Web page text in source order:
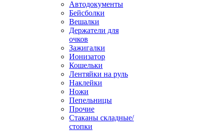
Автодокументы
Бейсболки
Вешалки
Держатели для
очков
Зажигалки
Ионизатор
Кошельки
Лентяйки на руль
Наклейки
Ножи
Пепельницы
Прочие
Стаканы складные/
стопки